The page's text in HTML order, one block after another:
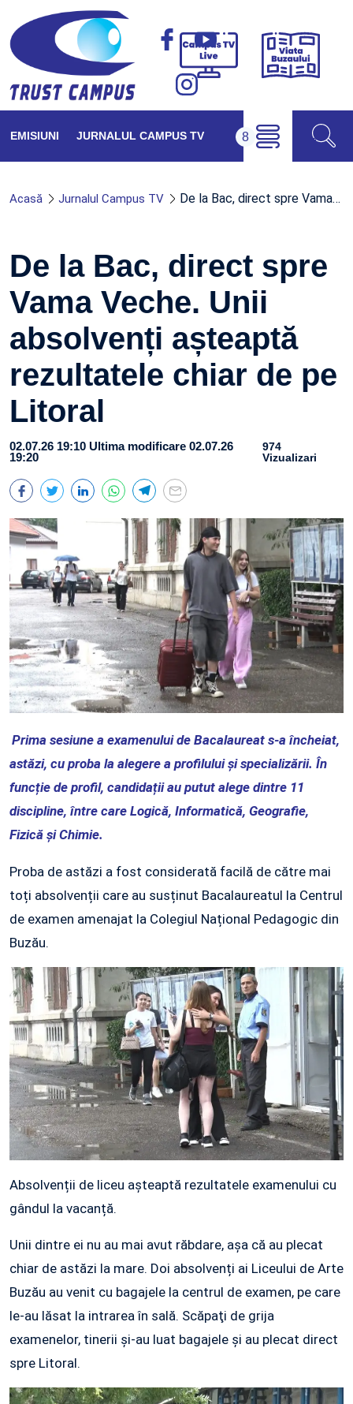
Campus
Viața
EMISIUNI JURNALUL CAMPUS TV
Acasă Jurnalul Campus TV De la Bac, direct spre Vama…
De la Bac, direct spre
Vama Veche. Unii
absolvenți așteaptă
rezultatele chiar de pe
Litoral
02.07.26 19:10 Ultima modificare 02.07.26
19:20
974
Vizualizari
Prima sesiune a examenului de Bacalaureat s-a încheiat,
astăzi, cu proba la alegere a profilului și specializării. În
funcție de profil, candidații au putut alege dintre 11
discipline, între care Logică, Informatică, Geografie,
Fizică și Chimie.
Proba de astăzi a fost considerată facilă de către mai
toți absolvenții care au susținut Bacalaureatul la Centrul
de examen amenajat la Colegiul Național Pedagogic din
Buzău.
Absolvenții de liceu așteaptă rezultatele examenului cu
gândul la vacanță.
Unii dintre ei nu au mai avut răbdare, așa că au plecat
chiar de astăzi la mare. Doi absolvenți ai Liceului de Arte
Buzău au venit cu bagajele la centrul de examen, pe care
le-au lăsat la intrarea în sală. Scăpaţi de grija
examenelor, tinerii și-au luat bagajele și au plecat direct
spre Litoral.